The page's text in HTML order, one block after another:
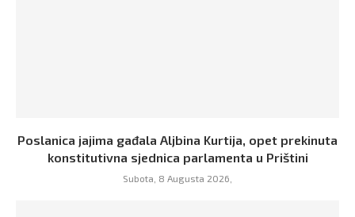
Poslanica jajima gađala Aljbina Kurtija, opet prekinuta
konstitutivna sjednica parlamenta u Prištini
Subota, 8 Augusta 2026,